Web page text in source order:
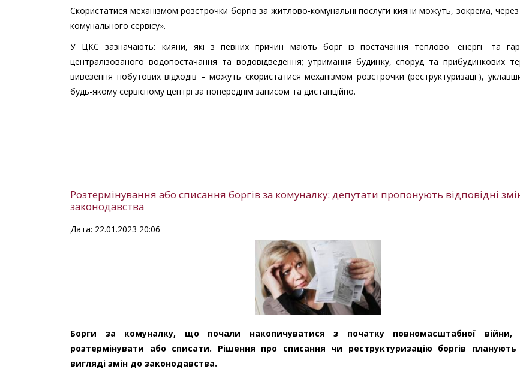
Скористатися механізмом розстрочки боргів за житлово-комунальні послуги кияни можуть, зокрема,
комунального сервісу».
У ЦКС зазначають: кияни, які з певних причин мають борг із постачання теплової енергії та
централізованого водопостачання та водовідведення; утримання будинку, споруд та прибудинкових
вивезення побутових відходів – можуть скористатися механізмом розстрочки (реструктуризації),
будь-якому сервісному центрі за попереднім записом та дистанційно.
Розтермінування або списання боргів за комуналку: депутати пропонують відповідні
законодавства
Дата: 22.01.2023 20:06
Борги за комуналку, що почали накопичуватися з початку повномасштабної війни,
розтермінувати або списати. Рішення про списання чи реструктуризацію боргів
вигляді змін до законодавства.